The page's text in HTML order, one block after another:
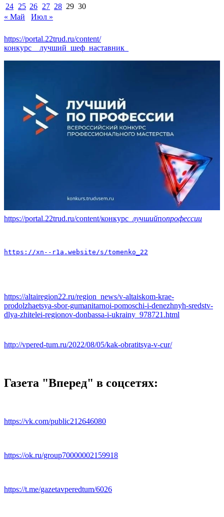
24 25 26 27 28 29 30
« Май
Июл »
https://portal.22trud.ru/content/
конкурс__лучший_шеф_наставник_
https://portal.22trud.ru/content/конкурс _лучшийпопрофессии
https://xn--r1a.website/s/tomenko_22
https://altairegion22.ru/region_news/v-altaiskom-krae-
prodolzhaetsya-sbor-gumanitarnoi-pomoschi-i-denezhnyh-sredstv-
dlya-zhitelei-regionov-donbassa-i-ukrainy_978721.html
http://vpered-tum.ru/2022/08/05/kak-obratitsya-v-cur/
Газета "Вперед" в соцсетях:
https://vk.com/public212646080
https://ok.ru/group70000002159918
https://t.me/gazetavperedtum/6026